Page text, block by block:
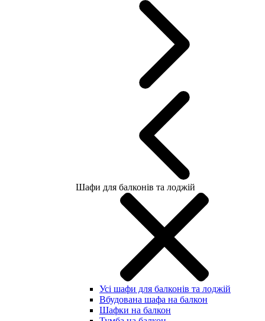
Шафи для балконів та лоджій
Усі шафи для балконів та лоджій
Вбудована шафа на балкон
Шафки на балкон